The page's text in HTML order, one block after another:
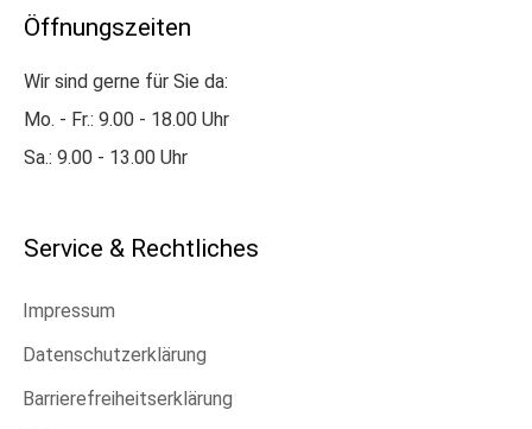
Öffnungszeiten
Wir sind gerne für Sie da:
Mo. - Fr.: 9.00 - 18.00 Uhr
Sa.: 9.00 - 13.00 Uhr
Service & Rechtliches
Impressum
Datenschutzerklärung
Barrierefreiheitserklärung